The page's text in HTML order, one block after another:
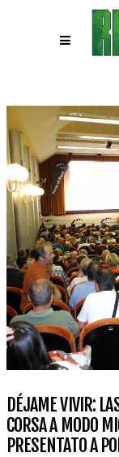
DÉJAME VIVIR:
CORSA A MODO
PRESENTATO A